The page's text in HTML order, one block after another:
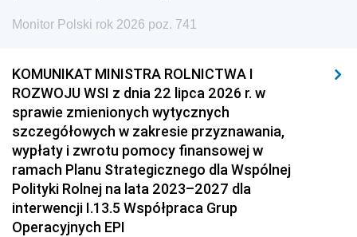
Monitor Polski rok 2026 poz. 741
KOMUNIKAT MINISTRA ROLNICTWA I
ROZWOJU WSI z dnia 22 lipca 2026 r. w
sprawie zmienionych wytycznych
szczegółowych w zakresie przyznawania,
wypłaty i zwrotu pomocy finansowej w
ramach Planu Strategicznego dla Wspólnej
Polityki Rolnej na lata 2023–2027 dla
interwencji I.13.5 Współpraca Grup
Operacyjnych EPI